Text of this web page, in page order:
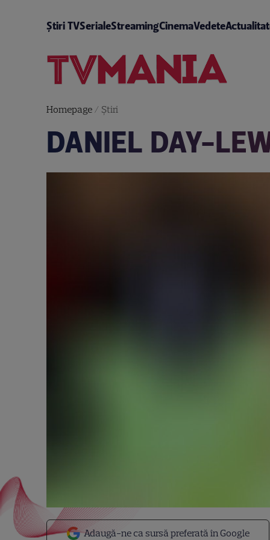
Știri TVSerialeStreamingCinemaVedete
Homepage/ Știri
DANIEL DAY-
Adaugă-ne ca sursă preferată în Google